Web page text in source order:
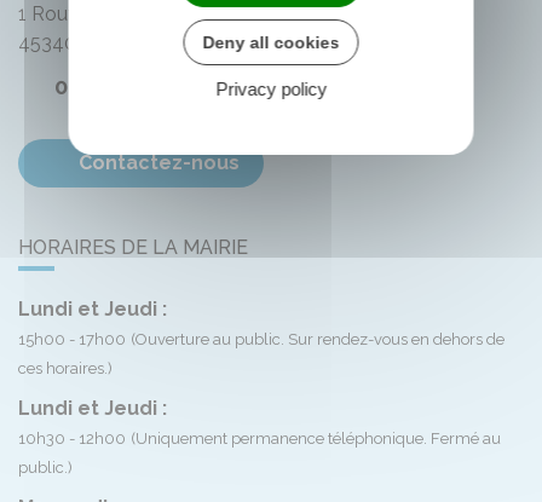
1 Route de Bellegarde
45340
02 38 33 72 59
Contactez-nous
HORAIRES DE LA MAIRIE
Lundi et Jeudi :
15h00 - 17h00 (Ouverture au public. Sur rendez-vous en dehors de
ces horaires.)
Lundi et Jeudi :
10h30 - 12h00 (Uniquement permanence téléphonique. Fermé au
public.)
Deny all cookies
Privacy policy